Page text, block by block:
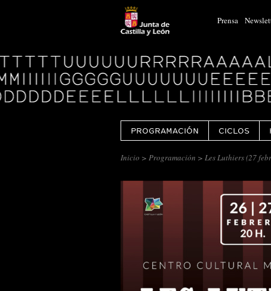
Prensa
Logo
Centro
Cultural
Miguel
Delibes
PROGRAMACIÓN CICLOS
Inicio > Programación > Les Luthiers (27